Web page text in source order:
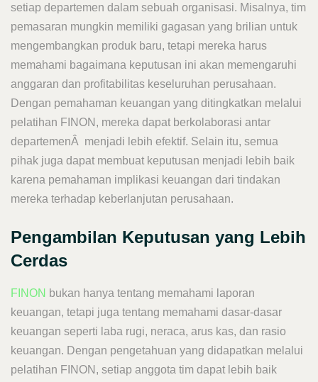
setiap departemen dalam sebuah organisasi. Misalnya, tim
pemasaran mungkin memiliki gagasan yang brilian untuk
mengembangkan produk baru, tetapi mereka harus
memahami bagaimana keputusan ini akan memengaruhi
anggaran dan profitabilitas keseluruhan perusahaan.
Dengan pemahaman keuangan yang ditingkatkan melalui
pelatihan FINON, mereka dapat berkolaborasi antar
departemenÂ menjadi lebih efektif. Selain itu, semua
pihak juga dapat membuat keputusan menjadi lebih baik
karena pemahaman implikasi keuangan dari tindakan
mereka terhadap keberlanjutan perusahaan.
Pengambilan Keputusan yang Lebih
Cerdas
FINON bukan hanya tentang memahami laporan
keuangan, tetapi juga tentang memahami dasar-dasar
keuangan seperti laba rugi, neraca, arus kas, dan rasio
keuangan. Dengan pengetahuan yang didapatkan melalui
pelatihan FINON, setiap anggota tim dapat lebih baik